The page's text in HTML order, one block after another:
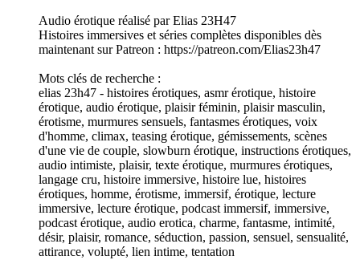
Audio érotique réalisé par Elias 23H47
Histoires immersives et séries complètes disponibles dès
maintenant sur Patreon : https://patreon.com/Elias23h47
Mots clés de recherche :
elias 23h47 - histoires érotiques, asmr érotique, histoire
érotique, audio érotique, plaisir féminin, plaisir masculin,
érotisme, murmures sensuels, fantasmes érotiques, voix
d'homme, climax, teasing érotique, gémissements, scènes
d'une vie de couple, slowburn érotique, instructions érotiques,
audio intimiste, plaisir, texte érotique, murmures érotiques,
langage cru, histoire immersive, histoire lue, histoires
érotiques, homme, érotisme, immersif, érotique, lecture
immersive, lecture érotique, podcast immersif, immersive,
podcast érotique, audio erotica, charme, fantasme, intimité,
désir, plaisir, romance, séduction, passion, sensuel, sensualité,
attirance, volupté, lien intime, tentation